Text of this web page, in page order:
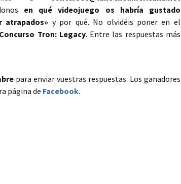
en qué videojuego os habría gustado
atrapados» y por qué. No olvidéis poner en el
Concurso Tron: Legacy. Entre las respuestas más
para enviar vuestras respuestas. Los ganadores
página de Facebook.